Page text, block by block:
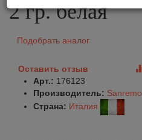
2 гр. белая
Подобрать аналог
Оставить отзыв
Арт.: 176123
Производитель: Sanremo
Страна: Италия